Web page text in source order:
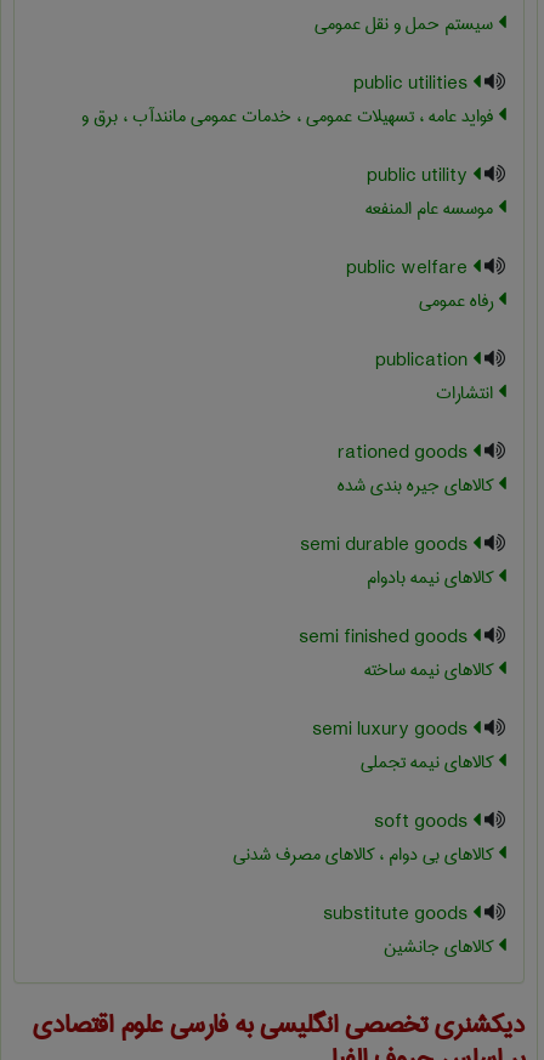
سیستم حمل و نقل عمومی
فواید عامه ، تسهیلات عمومی ، خدمات عمومی مانندآب ، برق و
موسسه عام المنفعه
رفاه عمومی
انتشارات
کالاهای جیره بندی شده
کالاهای نیمه بادوام
کالاهای نیمه ساخته
کالاهای نیمه تجملی
کالاهای بی دوام ، کالاهای مصرف شدنی
کالاهای جانشین
دیکشنری تخصصی انگلیسی به فارسیعلوم اقتصادی